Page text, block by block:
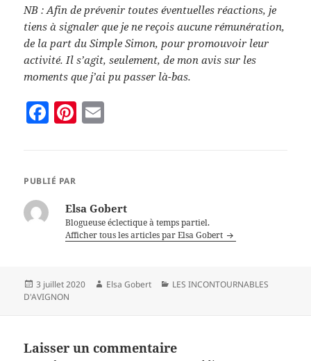
NB : Afin de prévenir toutes éventuelles réactions, je
tiens à signaler que je ne reçois aucune rémunération,
de la part du Simple Simon, pour promouvoir leur
activité. Il s’agit, seulement, de mon avis sur les
moments que j’ai pu passer là-bas.
F
a
e
Pi
nt
t
PUBLIÉ PAR
Elsa Gobert
Blogueuse éclectique à temps partiel.
Afficher tous les articles par Elsa Gobert
Publié
le
3 juillet 2020 Auteur
Elsa Gobert Catégories
LES INCONTOURNABLES
D'AVIGNON
Laisser un commentaire